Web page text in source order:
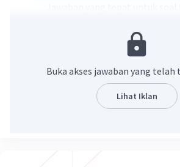
Nilai kegunaan berkaitan
dimiliki suatu tempat atau
memiliki kegunaan yang
Nilai kegunaan suatu wilayah/
bumi bersifat relatif, Nilai,
berkaitan dengan kemampuan
Buka akses jawaban yang
Lihat Iklan